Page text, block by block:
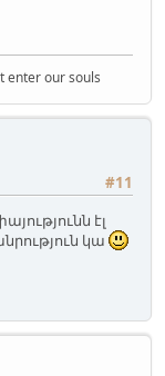
enter our souls
#11
էլ
կա